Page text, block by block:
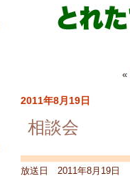
«
2011年8月19日
相談会
放送日 2011年8月19日